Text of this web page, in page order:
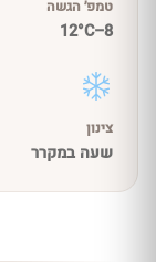
טמפ׳ הגשה
8–12°C
צינון
שעה במקרר